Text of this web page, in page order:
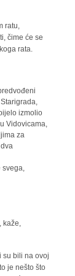
ratu,
čime će se
rata.
izmolio
Vidovicama,
za
svega,
kaže,
su bili na ovoj
je nešto što